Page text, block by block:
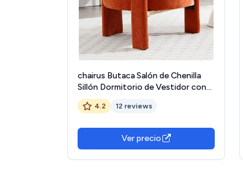
chairus Butaca Salón de Chenilla
Sillón Dormitorio de Vestidor con
Patas de Madera, Silla Lectura
Habitación Moderna con
Estar, Naranja
4.2 12 reviews
Ver precio